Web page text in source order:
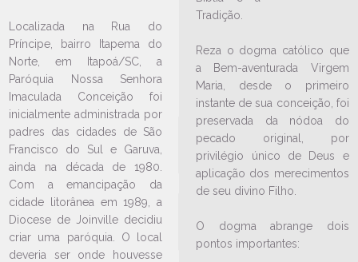
de Itapoá e Garuva
09/04/2024 Ouça a notícia
CATEGORIA
Localizada na Rua do
Príncipe, bairro Itapema do
Norte, em Itapoá/SC, a
Paróquia Nossa Senhora
Imaculada Conceição foi
inicialmente administrada por
padres das cidades de São
Francisco do Sul e Garuva,
ainda na década de 1980.
Com a emancipação da
cidade litorânea em 1989, a
Diocese de Joinville decidiu
criar uma paróquia. O local
deveria ser onde houvesse
Tradição.
Reza o dogma católico que
a Bem-aventurada Virgem
Maria, desde o primeiro
instante de sua conceição, foi
preservada da nódoa do
pecado original, por
privilégio único de Deus e
aplicação dos merecimentos
de seu divino Filho.
O dogma abrange dois
pontos importantes: